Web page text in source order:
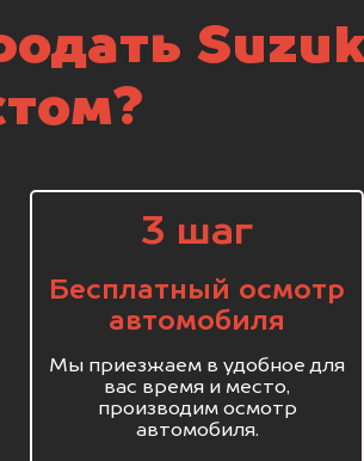
3 шаг
Бесплатный осмотр
автомобиля
Мы приезжаем в удобное для
вас время и место,
производим осмотр
автомобиля.